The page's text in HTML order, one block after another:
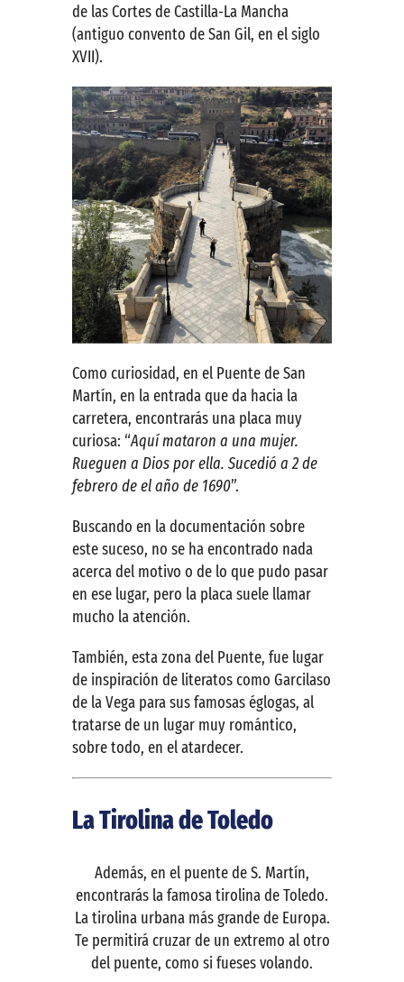
de las Cortes de Castilla-La Mancha
(antiguo convento de San Gil, en el siglo
XVII).
Como curiosidad, en el Puente de San
Martín, en la entrada que da hacia la
carretera, encontrarás una placa muy
curiosa: “Aquí mataron a una mujer.
Rueguen a Dios por ella. Sucedió a 2 de
febrero de el año de 1690”.
Buscando en la documentación sobre
este suceso, no se ha encontrado nada
acerca del motivo o de lo que pudo pasar
en ese lugar, pero la placa suele llamar
mucho la atención.
También, esta zona del Puente, fue lugar
de inspiración de literatos como Garcilaso
de la Vega para sus famosas églogas, al
tratarse de un lugar muy romántico,
sobre todo, en el atardecer.
La Tirolina de Toledo
Además, en el puente de S. Martín,
encontrarás la famosa tirolina de Toledo.
La tirolina urbana más grande de Europa.
Te permitirá cruzar de un extremo al otro
del puente, como si fueses volando.